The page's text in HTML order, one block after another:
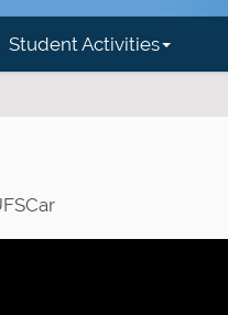
Student Activities